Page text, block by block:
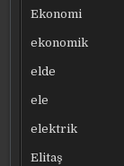
Ekonomi
ekonomik
elde
ele
elektrik
Elitaş